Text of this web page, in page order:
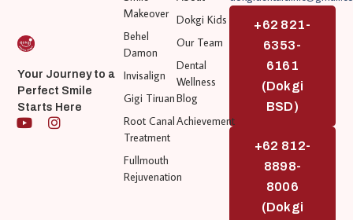
Your Journey to a
Perfect Smile
Starts Here
Dokgi Kids
Our Team
Dental
Wellness
Blog
Achievement
Makeover
Behel
Damon
Invisalign
Gigi Tiruan
Root Canal
Treatment
Fullmouth
Rejuvenation
+62 821-
6353-
6161
(Dokgi
BSD)
+62 812-
8898-
8006
(Dokgi